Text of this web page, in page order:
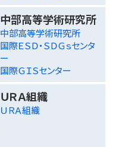
中部高等学術研究所
中部高等学術研究所
国際ＥＳＤ・ＳＤＧｓセンタ
ー
国際ＧＩＳセンター
ＵＲＡ組織
ＵＲＡ組織